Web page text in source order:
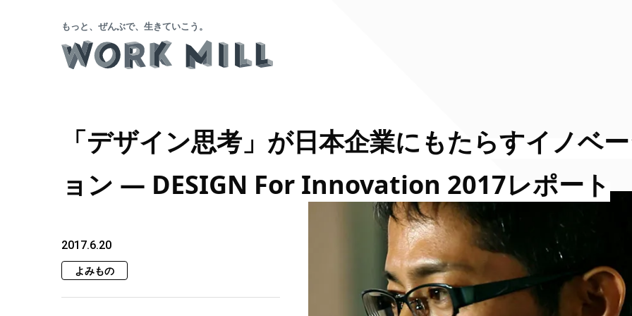
もっと、ぜんぶで、生きていこう。
「デザイン思考」が日本企業にもたらすイノベ
ョン ― DESIGN For Innovation 2017レポート
2017.6.20
よみもの